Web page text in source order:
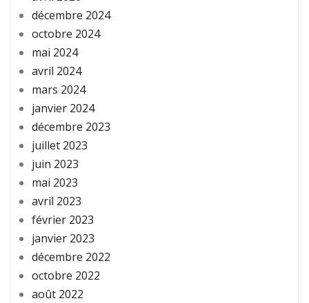
décembre 2024
octobre 2024
mai 2024
avril 2024
mars 2024
janvier 2024
décembre 2023
juillet 2023
juin 2023
mai 2023
avril 2023
février 2023
janvier 2023
décembre 2022
octobre 2022
août 2022